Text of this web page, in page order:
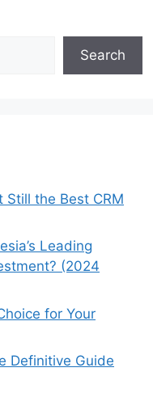
Search
Still the Best CRM
Leading
(2024
for Your
Definitive Guide